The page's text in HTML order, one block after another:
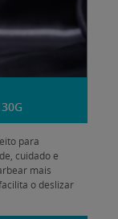
para
cuidado e
mais
o deslizar